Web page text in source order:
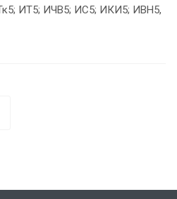
ИТ5; ИЧВ5; ИС5; ИКИ5; ИВН5,